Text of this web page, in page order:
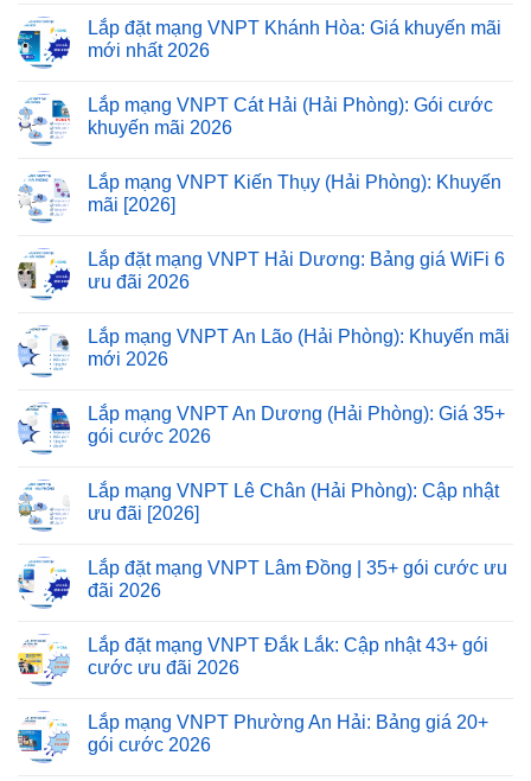
Lắp đặt mạng VNPT Khánh Hòa: Giá khuyến mãi
mới nhất 2026
Lắp mạng VNPT Cát Hải (Hải Phòng): Gói cước
khuyến mãi 2026
Lắp mạng VNPT Kiến Thụy (Hải Phòng): Khuyến
mãi [2026]
Lắp đặt mạng VNPT Hải Dương: Bảng giá WiFi 6
ưu đãi 2026
Lắp mạng VNPT An Lão (Hải Phòng): Khuyến mãi
mới 2026
Lắp mạng VNPT An Dương (Hải Phòng): Giá 35+
gói cước 2026
Lắp mạng VNPT Lê Chân (Hải Phòng): Cập nhật
ưu đãi [2026]
Lắp đặt mạng VNPT Lâm Đồng | 35+ gói cước ưu
đãi 2026
Lắp đặt mạng VNPT Đắk Lắk: Cập nhật 43+ gói
cước ưu đãi 2026
Lắp mạng VNPT Phường An Hải: Bảng giá 20+
gói cước 2026